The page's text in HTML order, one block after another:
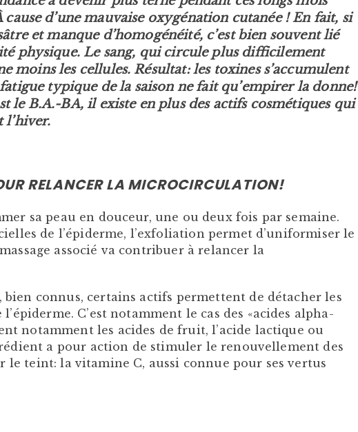
d’une mauvaise oxygénation cutanée ! En fait, si
et manque d’homogénéité, c’est bien souvent lié
physique. Le sang, qui circule plus difficilement
moins les cellules. Résultat: les toxines s’accumulent
typique de la saison ne fait qu’empirer la donne!
le B.A.-BA, il existe en plus des actifs cosmétiques qui
RELANCER LA MICROCIRCULATION!
sa peau en douceur, une ou deux fois par semaine.
de l’épiderme, l’exfoliation permet d’uniformiser le
associé va contribuer à relancer la
bien connus, certains actifs permettent de détacher les
C’est notamment le cas des «acides alpha-
notamment les acides de fruit, l’acide lactique ou
a pour action de stimuler le renouvellement des
le teint: la vitamine C, aussi connue pour ses vertus